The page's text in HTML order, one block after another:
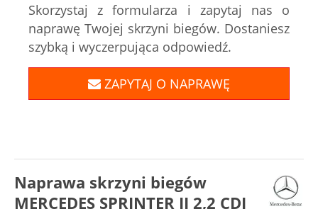
Skorzystaj z formularza i zapytaj nas o
naprawę Twojej skrzyni biegów. Dostaniesz
szybką i wyczerpująca odpowiedź.
ZAPYTAJ O NAPRAWĘ
Naprawa skrzyni biegów
MERCEDES SPRINTER II 2,2 CDI